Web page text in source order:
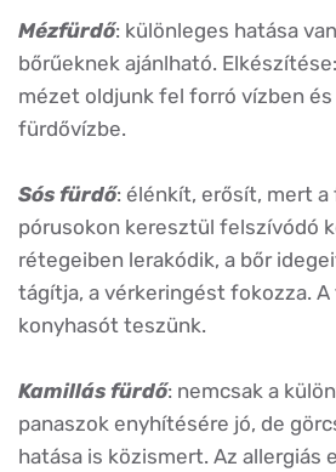
Mézfürdő: különleges hatása
bőrűeknek ajánlható.
mézet oldjunk fel forró vízben
fürdővízbe.
Sós fürdő: élénkít, erősít, mert a
pórusokon keresztül felszívódó
rétegeiben lerakódik, a bőr
tágítja, a vérkeringést fokozza.
konyhasót teszünk.
Kamillás fürdő: nemcsak a
panaszok enyhítésére jó, de
hatása is közismert. Az allergiás